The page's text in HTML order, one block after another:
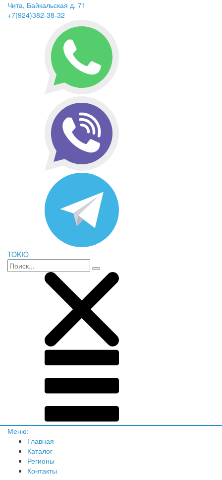
Чита, Байкальская д. 71
+7(924)382-38-32
TOKIO
Меню:
Главная
Каталог
Регионы
Контакты